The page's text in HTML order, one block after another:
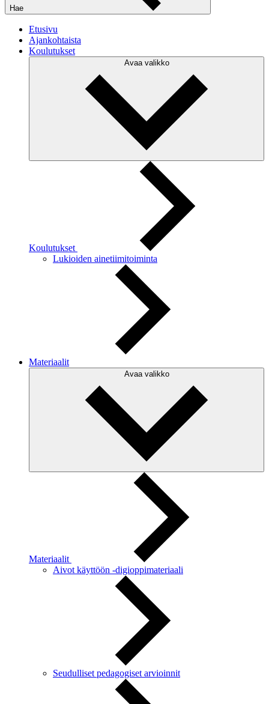
Hae
Etusivu
Ajankohtaista
Koulutukset
Avaa valikko
Koulutukset
Lukioiden ainetiimitoiminta
Materiaalit
Avaa valikko
Materiaalit
Aivot käyttöön -digioppimateriaali
Seudulliset pedagogiset arvioinnit